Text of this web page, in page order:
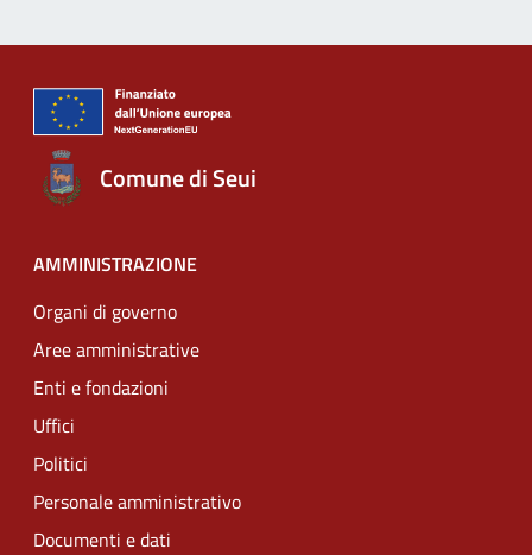
Comune di Seui
AMMINISTRAZIONE
Organi di governo
Aree amministrative
Enti e fondazioni
Uffici
Politici
Personale amministrativo
Documenti e dati